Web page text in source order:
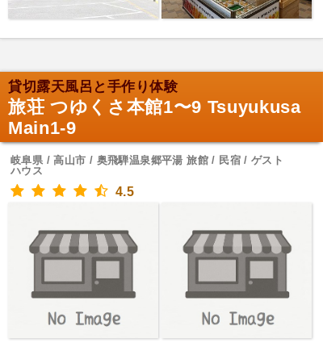
貸切露天風呂と手作り体験
旅荘 つゆくさ本館1〜9 Tsuyukusa
Main1-9
岐阜県 / 高山市 / 奥飛騨温泉郷平湯 旅館 / 民宿 / ゲスト
ハウス
4.5